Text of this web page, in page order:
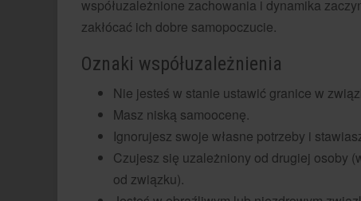
współuzależnione zachowania i dynamika
zakłócać ich dobre samopoczucie.
Oznaki współuzależnienia
Nie jesteś w stanie ustawić granice w
Masz niską samoocenę.
Ignorujesz swoje własne potrzeby i
Czujesz się uzależniony od drugiej osoby
od związku).